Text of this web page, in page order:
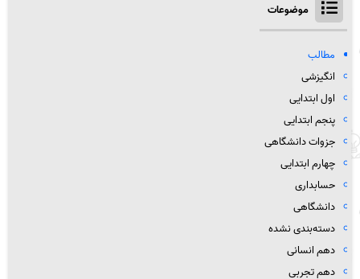
موضوعات
مطالب
انگیزشی
اول ابتدایی
پنجم ابتدایی
جزوات دانشگاهی
چهارم ابتدایی
حسابداری
دانشگاهی
دسته‌بندی نشده
دهم انسانی
دهم تجربی